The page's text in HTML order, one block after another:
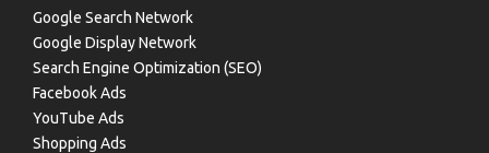
Google Search Network
Google Display Network
Search Engine Optimization (SEO)
Facebook Ads
YouTube Ads
Shopping Ads